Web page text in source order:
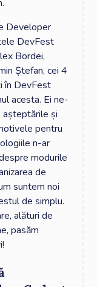
Developer
DevFest
Bordei,
Ștefan, cei 4
în DevFest
acesta. Ei ne-
așteptările și
pentru
n-ar
modurile
de
suntem noi
de simplu.
alături de
pasăm